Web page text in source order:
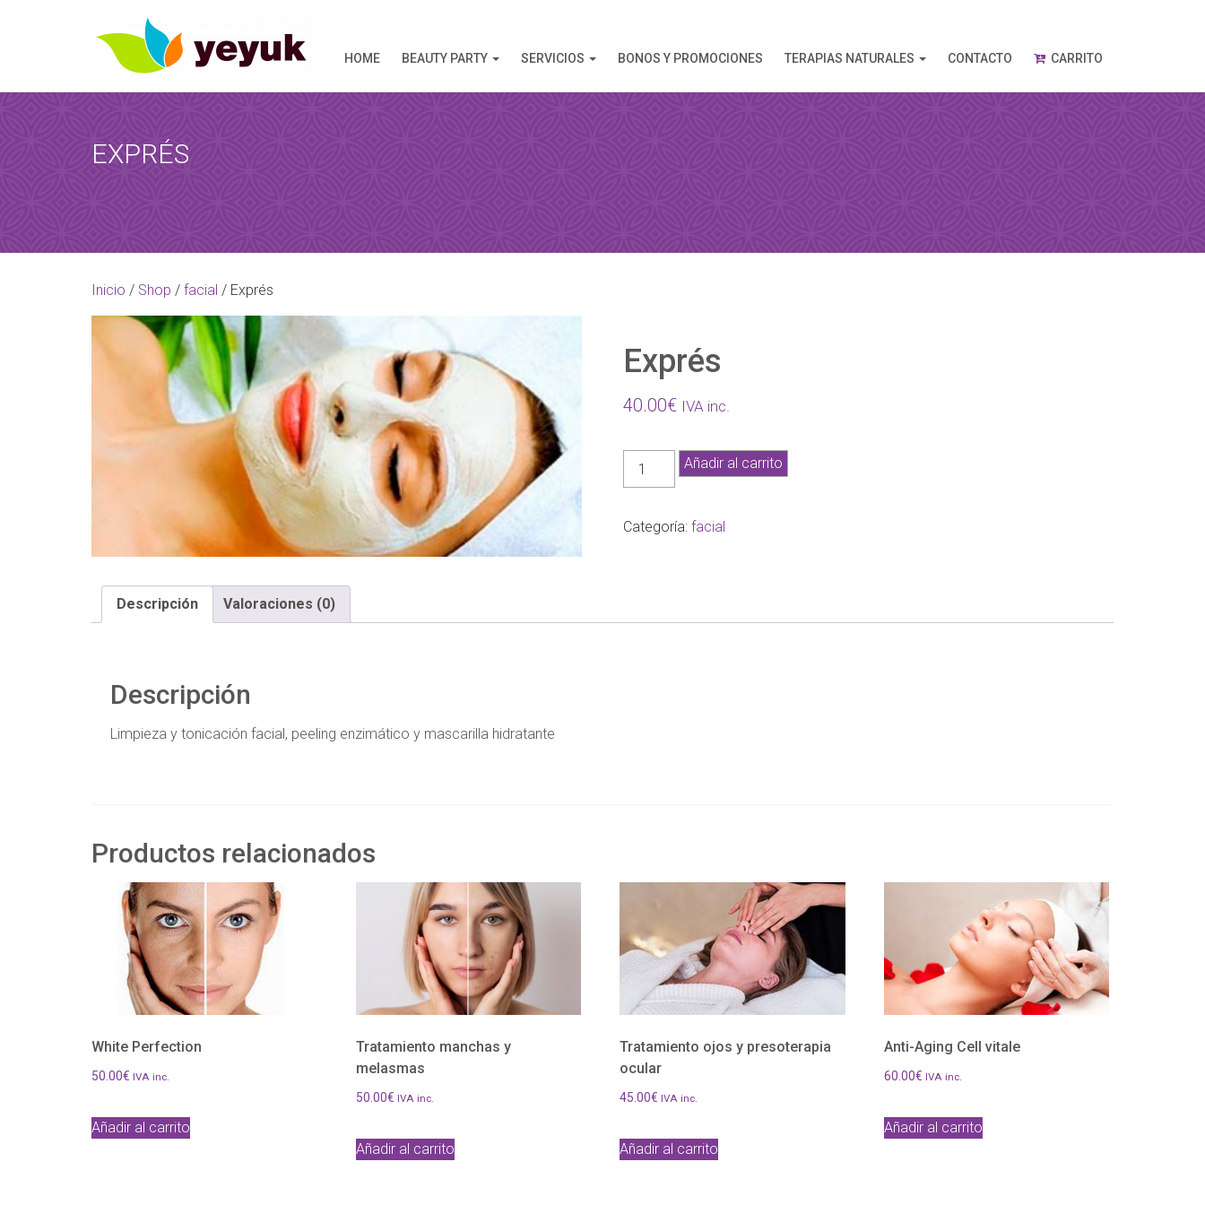
HOME BEAUTY PARTY SERVICIOS BONOS Y PROMOCIONES TERAPIAS NATURALES CONTACTO CARRITO
EXPRÉS
Inicio / Shop / facial / Exprés
Exprés
40.00€ IVA inc.
Exprés
Añadir al carrito
Categoría: facial
Descripción Valoraciones (0)
Descripción
Limpieza y tonicación facial, peeling enzimático y mascarilla hidratante
Productos relacionados
White Perfection
50.00€ IVA inc.
Añadir al carrito
Tratamiento manchas y
melasmas
50.00€ IVA inc.
Añadir al carrito
Tratamiento ojos y presoterapia
ocular
45.00€ IVA inc.
Añadir al carrito
Anti-Aging Cell vitale
60.00€ IVA inc.
Añadir al carrito
[booked-calendar]